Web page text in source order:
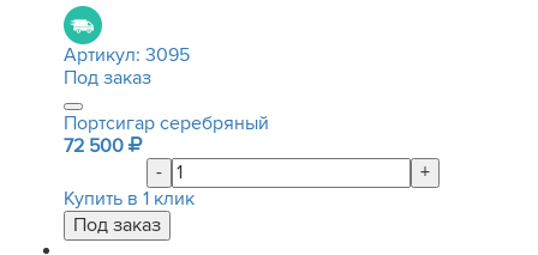
Артикул: 3095
Под заказ
Портсигар серебряный
72 500
-
+
Купить в 1 клик